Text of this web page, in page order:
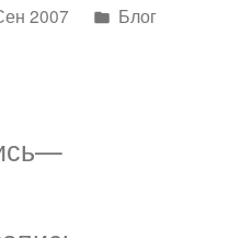
2007
Написано
Блог
Следующая